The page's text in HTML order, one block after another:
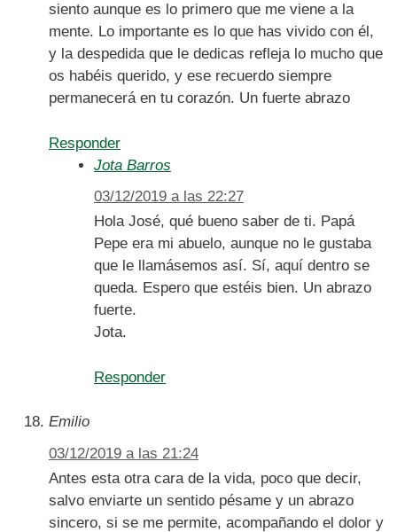
siento aunque es lo primero que me viene a la
mente. Lo importante es lo que has vivido con él,
y la despedida que le dedicas refleja lo mucho que
os habéis querido, y ese recuerdo siempre
permanecerá en tu corazón. Un fuerte abrazo
Responder
Jota Barros
03/12/2019 a las 22:27
Hola José, qué bueno saber de ti. Papá
Pepe era mi abuelo, aunque no le gustaba
que le llamásemos así. Sí, aquí dentro se
queda. Espero que estéis bien. Un abrazo
fuerte.
Jota.
Responder
Emilio
03/12/2019 a las 21:24
Antes esta otra cara de la vida, poco que decir,
salvo enviarte un sentido pésame y un abrazo
sincero, si se me permite, acompañando el dolor y